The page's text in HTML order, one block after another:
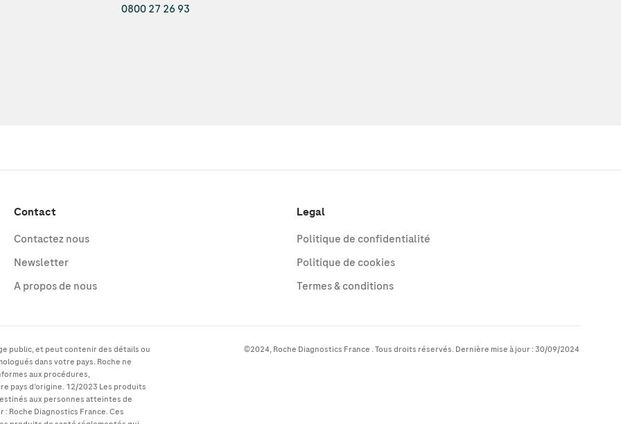
0800 27 26 93
Contact
Contactez nous
Newsletter
A propos de nous
Legal
Politique de confidentialité
Politique de cookies
Termes & conditions
public, et peut contenir des détails ou
dans votre pays. Roche ne
aux procédures,
pays d’origine. 12/2023 Les produits
aux personnes atteintes de
Roche Diagnostics France. Ces
©2024, Roche Diagnostics France . Tous droits réservés. Dernière mise à jour : 30/09/2024